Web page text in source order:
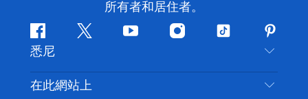
所有者和居住者。
Facebook嘰
喳
喳
Youtube Instagram
抖
悉尼
聯絡我們
在此網站上